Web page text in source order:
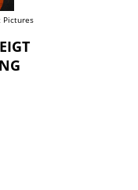
Pictures